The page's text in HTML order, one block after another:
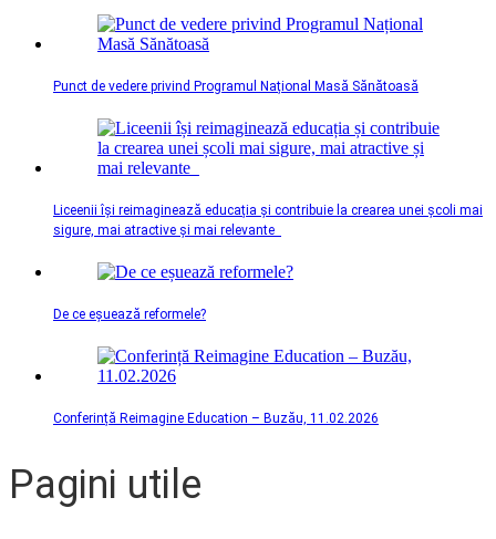
Punct de vedere privind Programul Național Masă Sănătoasă
Liceenii își reimaginează educația și contribuie la crearea unei școli mai
sigure, mai atractive și mai relevante
De ce eșuează reformele?
Conferință Reimagine Education – Buzău, 11.02.2026
Pagini utile